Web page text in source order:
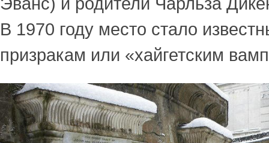
В 1970 году место стало
призракам или «хайгетским